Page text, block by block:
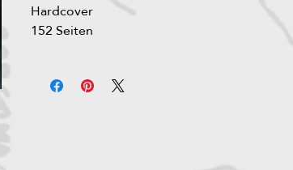
Hardcover
152 Seiten